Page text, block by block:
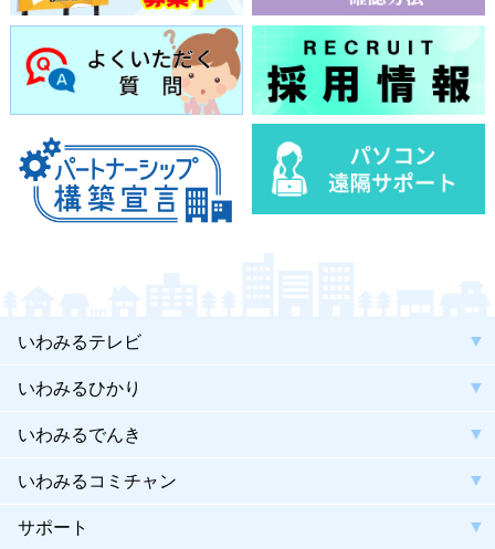
いわみるテレビ
いわみるひかり
いわみるでんき
いわみるコミチャン
サポート